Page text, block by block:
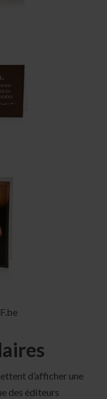
d’afficher une
des éditeurs